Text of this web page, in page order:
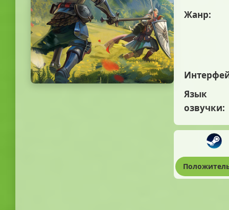
Жанр:
Язык
озвучки: